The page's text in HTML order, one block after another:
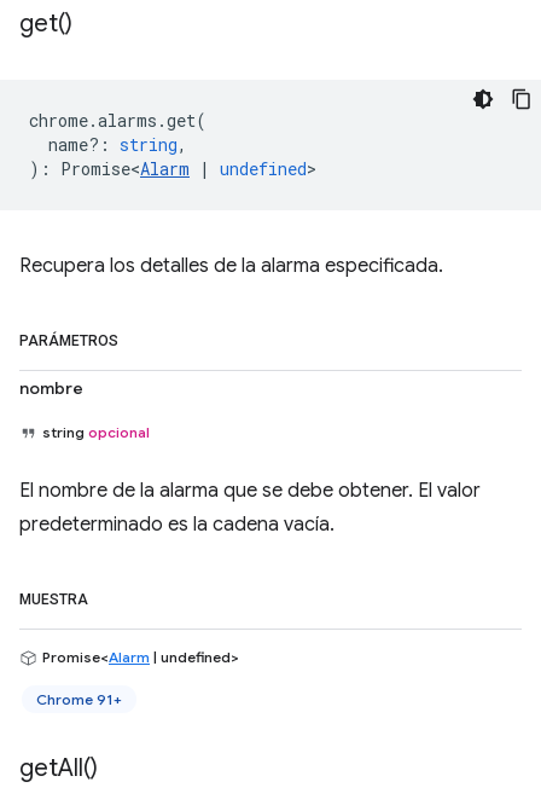
get()
chrome.alarms .get(
name? : string,
) : Promise<Alarm | undefined>
Recupera los detalles de la alarma especificada.
PARÁMETROS
nombre
string opcional
El nombre de la alarma que se debe obtener. El valor
predeterminado es la cadena vacía.
MUESTRA
Promise<Alarm | undefined>
Chrome 91+
getAll()